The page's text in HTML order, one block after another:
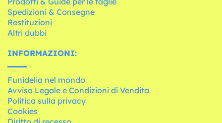
Spedizioni & Consegne
Restituzioni
Altri dubbi
INFORMAZIONI:
Funidelia nel mondo
Avviso Legale e Condizioni di Vendita
Politica sulla privacy
Cookies